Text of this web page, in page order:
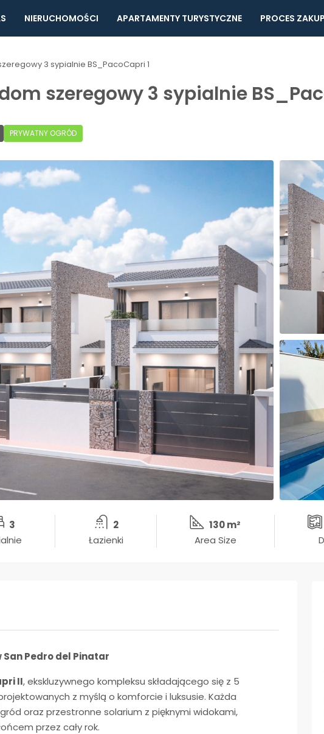
NIERUCHOMOŚCI APARTAMENTY TURYSTYCZNE PROCES
3 sypialnie BS_PacoCapri 1
szeregowy 3 sypialnie
PRYWATNY OGRÓD
3
2
Łazienki
130 m²
Area Size
Pedro del Pinatar
II, ekskluzywnego kompleksu składającego się z 5
z myślą o komforcie i luksusie. Każda
oraz przestronne solarium z pięknymi widokami,
przez cały rok.